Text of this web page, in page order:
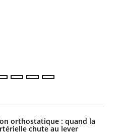
orthostatique : quand la
chute au lever